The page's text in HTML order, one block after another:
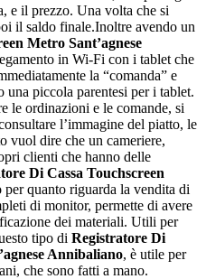
e il prezzo. Una volta che si
il saldo finale.Inoltre avendo un
Metro Sant’agnese
in Wi-Fi con i tablet che
la “comanda” e
una piccola parentesi per i tablet.
le ordinazioni e le comande, si
l’immagine del piatto, le
vuol dire che un cameriere,
clienti che hanno delle
Di Cassa Touchscreen
per quanto riguarda la vendita di
di monitor, permette di avere
dei materiali. Utili per
tipo di Registratore Di
Annibaliano, è utile per
che sono fatti a mano.